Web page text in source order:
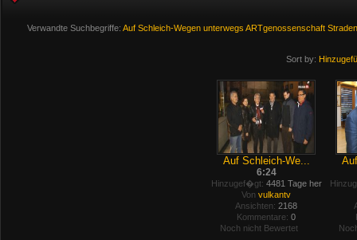
Verwandte Suchbegriffe: Auf Schleich-Wegen unterwegs ARTgenossenschaft Straden
Sort by:
Auf Schleich-We...
6:24
Hinzugef�gt: 4481 Tage her
Von vulkantv
Ansichten: 2168
Kommentare: 0
Noch nicht Bewertet